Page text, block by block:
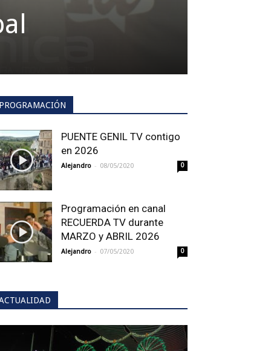
PUENTE GENIL TV contigo
en 2026
Alejandro - 08/05/2020 0
Programación en canal
RECUERDA TV durante
MARZO y ABRIL 2026
Alejandro - 07/05/2020 0